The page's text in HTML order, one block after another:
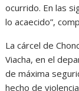
ocurrido. En las
lo acaecido”,
La cárcel de
Viacha, en el
de máxima
hecho de